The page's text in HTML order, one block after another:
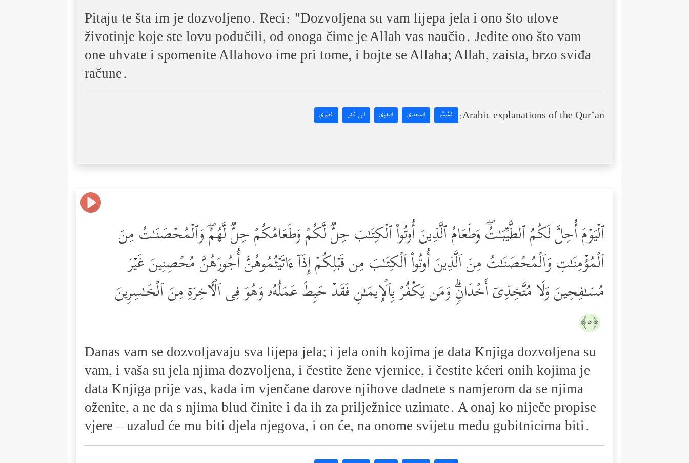
Pitaju te šta im je dozvoljeno. Reci: "Dozvoljena su vam lijepa jela i ono što ulove
životinje koje ste lovu podučili, od onoga čime je Allah vas naučio. Jedite ono što vam
one uhvate i spomenite Allahovo ime pri tome, i bojte se Allaha; Allah, zaista, brzo sviđa
račune.
Arabic explanations of the Qur’an: المُيسَّر السعدي البغوي ابن كثير الطبري
ٱلۡیَوۡمَ أُحِلَّ لَكُمُ ٱلطَّیِّبَـٰتُۖ وَطَعَامُ ٱلَّذِینَ أُوتُواْ ٱلۡكِتَـٰبَ حِلࣱّ لَّكُمۡ وَطَعَامُكُمۡ حِلࣱّ لَّهُمۡۖ وَٱلۡمُحۡصَنَـٰتُ مِنَ
ٱلۡمُؤۡمِنَـٰتِ وَٱلۡمُحۡصَنَـٰتُ مِنَ ٱلَّذِینَ أُوتُواْ ٱلۡكِتَـٰبَ مِن قَبۡلِكُمۡ إِذَاۤ ءَاتَیۡتُمُوهُنَّ أُجُورَهُنَّ مُحۡصِنِینَ غَیۡرَ
مُسَـٰفِحِینَ وَلَا مُتَّخِذِیۤ أَخۡدَانࣲۗ وَمَن یَكۡفُرۡ بِٱلۡإِیمَـٰنِ فَقَدۡ حَبِطَ عَمَلُهُۥ وَهُوَ فِی ٱلۡـَٔاخِرَةِ مِنَ ٱلۡخَـٰسِرِینَ
﴿٥﴾
Danas vam se dozvoljavaju sva lijepa jela; i jela onih kojima je data Knjiga dozvoljena su
vam, i vaša su jela njima dozvoljena, i čestite žene vjernice, i čestite kćeri onih kojima je
data Knjiga prije vas, kada im vjenčane darove njihove dadnete s namjerom da se njima
oženite, a ne da s njima blud činite i da ih za prilježnice uzimate. A onaj ko niječe propise
vjere – uzalud će mu biti djela njegova, i on će, na onome svijetu među gubitnicima biti.